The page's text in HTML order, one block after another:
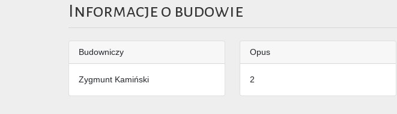
Informacje o budowie
Budowniczy
Zygmunt Kamiński
Opus
2